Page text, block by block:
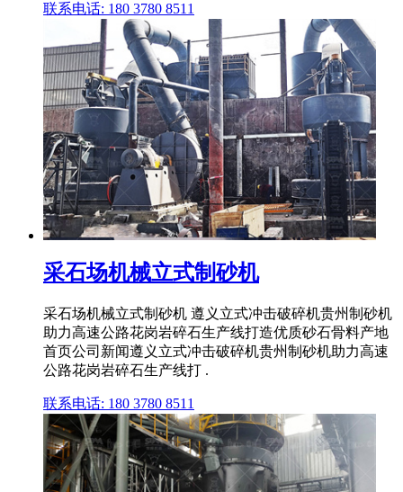
联系电话: 180 3780 8511
采石场机械立式制砂机
采石场机械立式制砂机 遵义立式冲击破碎机贵州制砂机
助力高速公路花岗岩碎石生产线打造优质砂石骨料产地
首页公司新闻遵义立式冲击破碎机贵州制砂机助力高速
公路花岗岩碎石生产线打 .
联系电话: 180 3780 8511